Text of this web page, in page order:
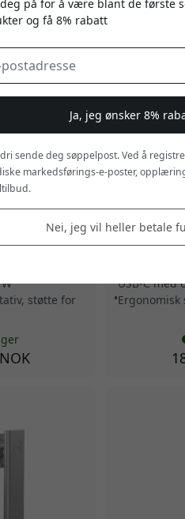
5.0
6K
USB-C-hub
for kreative
støtte for
27C5KPDT
oppløsning,
2.0 til
5K-
USB-C med
Ergonomisk
på for å være blant de første
og få 8% rabatt
Ja, jeg ønsker 8%
sende deg søppelpost. Ved å
markedsførings-e-poster,
Nei, jeg vil heller betale